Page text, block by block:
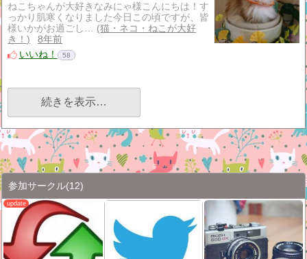
ねこちゃんが大好きなみにゃ様こんにちは！す
っかり肌寒くなりました今日この頃ですが、皆
様いかがお過ごし…
猫・ネコ・ねこが大好
き！
8年前
いいね！
58
続きを表示…
参加サークル(12)